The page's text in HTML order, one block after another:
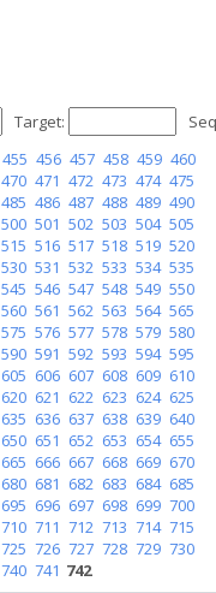
Target:
455 456 457 458 459 460
470 471 472 473 474 475
485 486 487 488 489 490
500 501 502 503 504 505
515 516 517 518 519 520
530 531 532 533 534 535
545 546 547 548 549 550
560 561 562 563 564 565
575 576 577 578 579 580
590 591 592 593 594 595
605 606 607 608 609 610
620 621 622 623 624 625
635 636 637 638 639 640
650 651 652 653 654 655
665 666 667 668 669 670
680 681 682 683 684 685
695 696 697 698 699 700
710 711 712 713 714 715
725 726 727 728 729 730
740 741 742